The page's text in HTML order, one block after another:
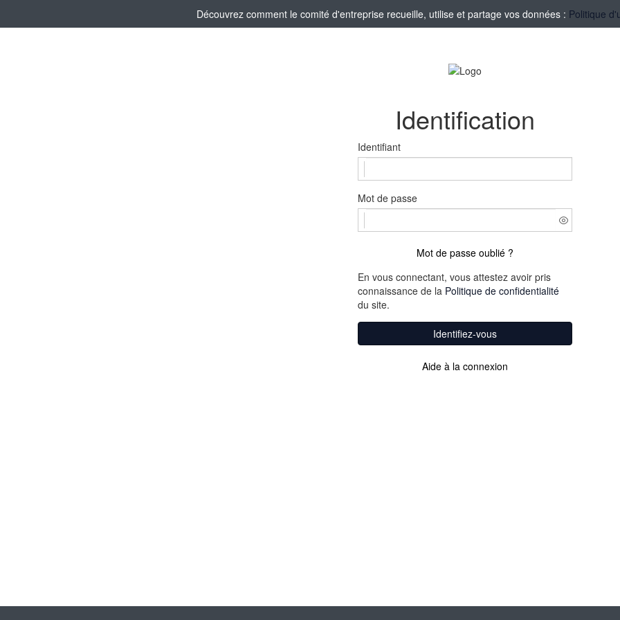
Découvrez comment le comité d'entreprise recueille, utilise et partage vos données : Politique
Identification
Identifiant
Mot de passe
Mot de passe oublié ?
En vous connectant, vous attestez avoir pris
connaissance de la Politique de confidentialité
du site.
Identifiez-vous
Aide à la connexion